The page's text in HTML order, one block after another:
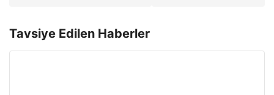
Tavsiye Edilen Haberler